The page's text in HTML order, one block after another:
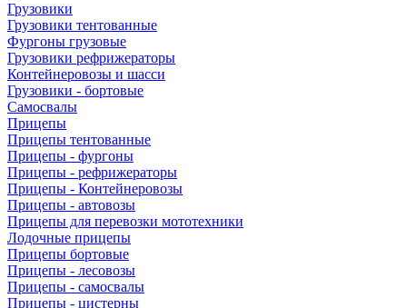
Грузовики
Грузовики тентованные
Фургоны грузовые
Грузовики рефрижераторы
Контейнеровозы и шасси
Грузовики - бортовые
Самосвалы
Прицепы
Прицепы тентованные
Прицепы - фургоны
Прицепы - рефрижераторы
Прицепы - Контейнеровозы
Прицепы - автовозы
Прицепы для перевозки мототехники
Лодочные прицепы
Прицепы бортовые
Прицепы - лесовозы
Прицепы - самосвалы
Прицепы - цистерны